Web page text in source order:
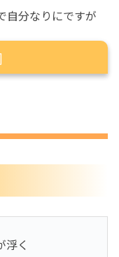
自分なりにですが
浮く